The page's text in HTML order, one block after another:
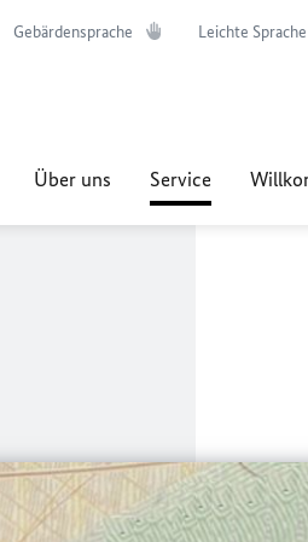
Gebärdensprache Leichte Sprache
Über uns Service